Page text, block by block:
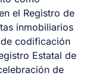
el Registro de
inmobiliarios
codificación
Estatal de
de